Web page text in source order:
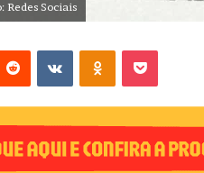
Redes Sociais
VK OK